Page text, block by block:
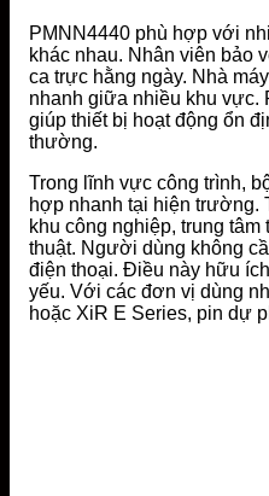
PMNN4440 phù hợp với
khác nhau. Nhân viên bảo
ca trực hằng ngày. Nhà
nhanh giữa nhiều khu vực.
giúp thiết bị hoạt động ổn
thường.
Trong lĩnh vực công trình,
hợp nhanh tại hiện trường.
khu công nghiệp, trung
thuật. Người dùng không
điện thoại. Điều này hữu
yếu. Với các đơn vị dùng
hoặc XiR E Series, pin dự